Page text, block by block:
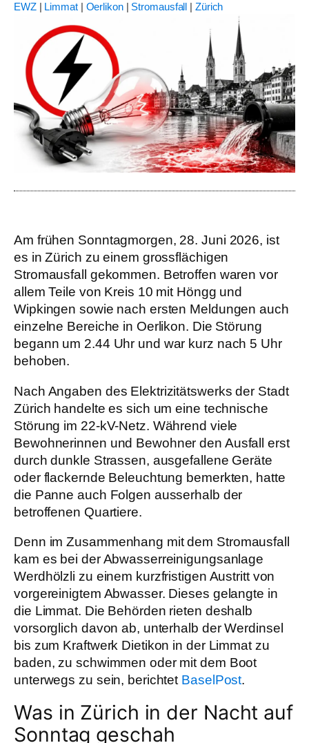
EWZ| Limmat| Oerlikon| Stromausfall | Zürich
Am frühen Sonntagmorgen, 28. Juni 2026, ist
es in Zürich zu einem grossflächigen
Stromausfall gekommen. Betroffen waren vor
allem Teile von Kreis 10 mit Höngg und
Wipkingen sowie nach ersten Meldungen auch
einzelne Bereiche in Oerlikon. Die Störung
begann um 2.44 Uhr und war kurz nach 5 Uhr
behoben.
Nach Angaben des Elektrizitätswerks der Stadt
Zürich handelte es sich um eine technische
Störung im 22-kV-Netz. Während viele
Bewohnerinnen und Bewohner den Ausfall erst
durch dunkle Strassen, ausgefallene Geräte
oder flackernde Beleuchtung bemerkten, hatte
die Panne auch Folgen ausserhalb der
betroffenen Quartiere.
Denn im Zusammenhang mit dem Stromausfall
kam es bei der Abwasserreinigungsanlage
Werdhölzli zu einem kurzfristigen Austritt von
vorgereinigtem Abwasser. Dieses gelangte in
die Limmat. Die Behörden rieten deshalb
vorsorglich davon ab, unterhalb der Werdinsel
bis zum Kraftwerk Dietikon in der Limmat zu
baden, zu schwimmen oder mit dem Boot
unterwegs zu sein, berichtet BaselPost.
Was in Zürich in der Nacht auf
Sonntag geschah